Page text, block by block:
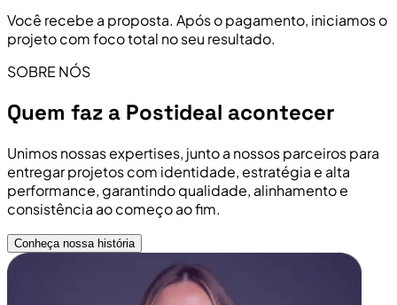
Você recebe a proposta. Após o pagamento, iniciamos o
projeto com foco total no seu resultado.
SOBRE NÓS
Quem faz a Postideal acontecer
Unimos nossas expertises, junto a nossos parceiros para
entregar projetos com identidade, estratégia e alta
performance, garantindo qualidade, alinhamento e
consistência ao começo ao fim.
Conheça nossa história